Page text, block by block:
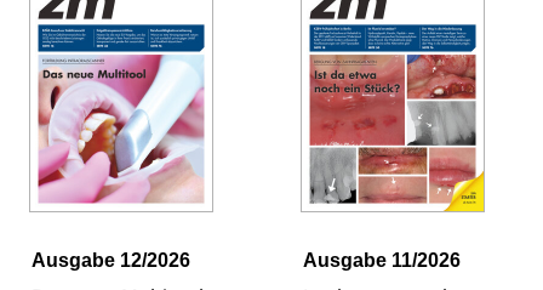
Ausgabe 12/2026 Ausgabe 11/2026